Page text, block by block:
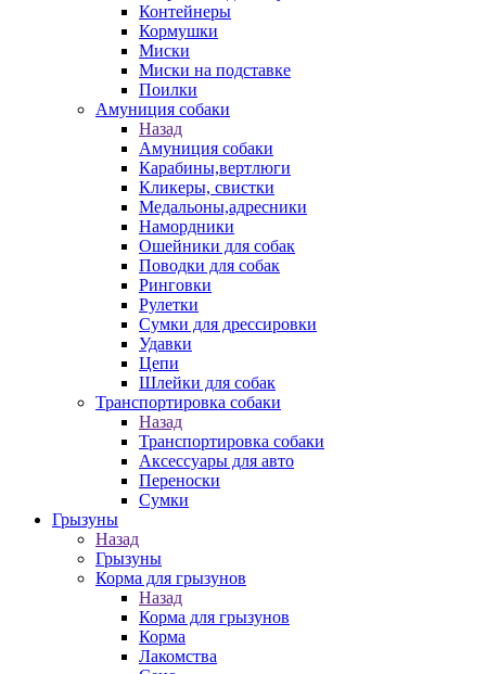
Контейнеры
Кормушки
Миски
Миски на подставке
Поилки
Амуниция собаки
Назад
Амуниция собаки
Карабины,вертлюги
Кликеры, свистки
Медальоны,адресники
Намордники
Ошейники для собак
Поводки для собак
Ринговки
Рулетки
Сумки для дрессировки
Удавки
Цепи
Шлейки для собак
Транспортировка собаки
Назад
Транспортировка собаки
Аксессуары для авто
Переноски
Сумки
Грызуны
Назад
Грызуны
Корма для грызунов
Назад
Корма для грызунов
Корма
Лакомства